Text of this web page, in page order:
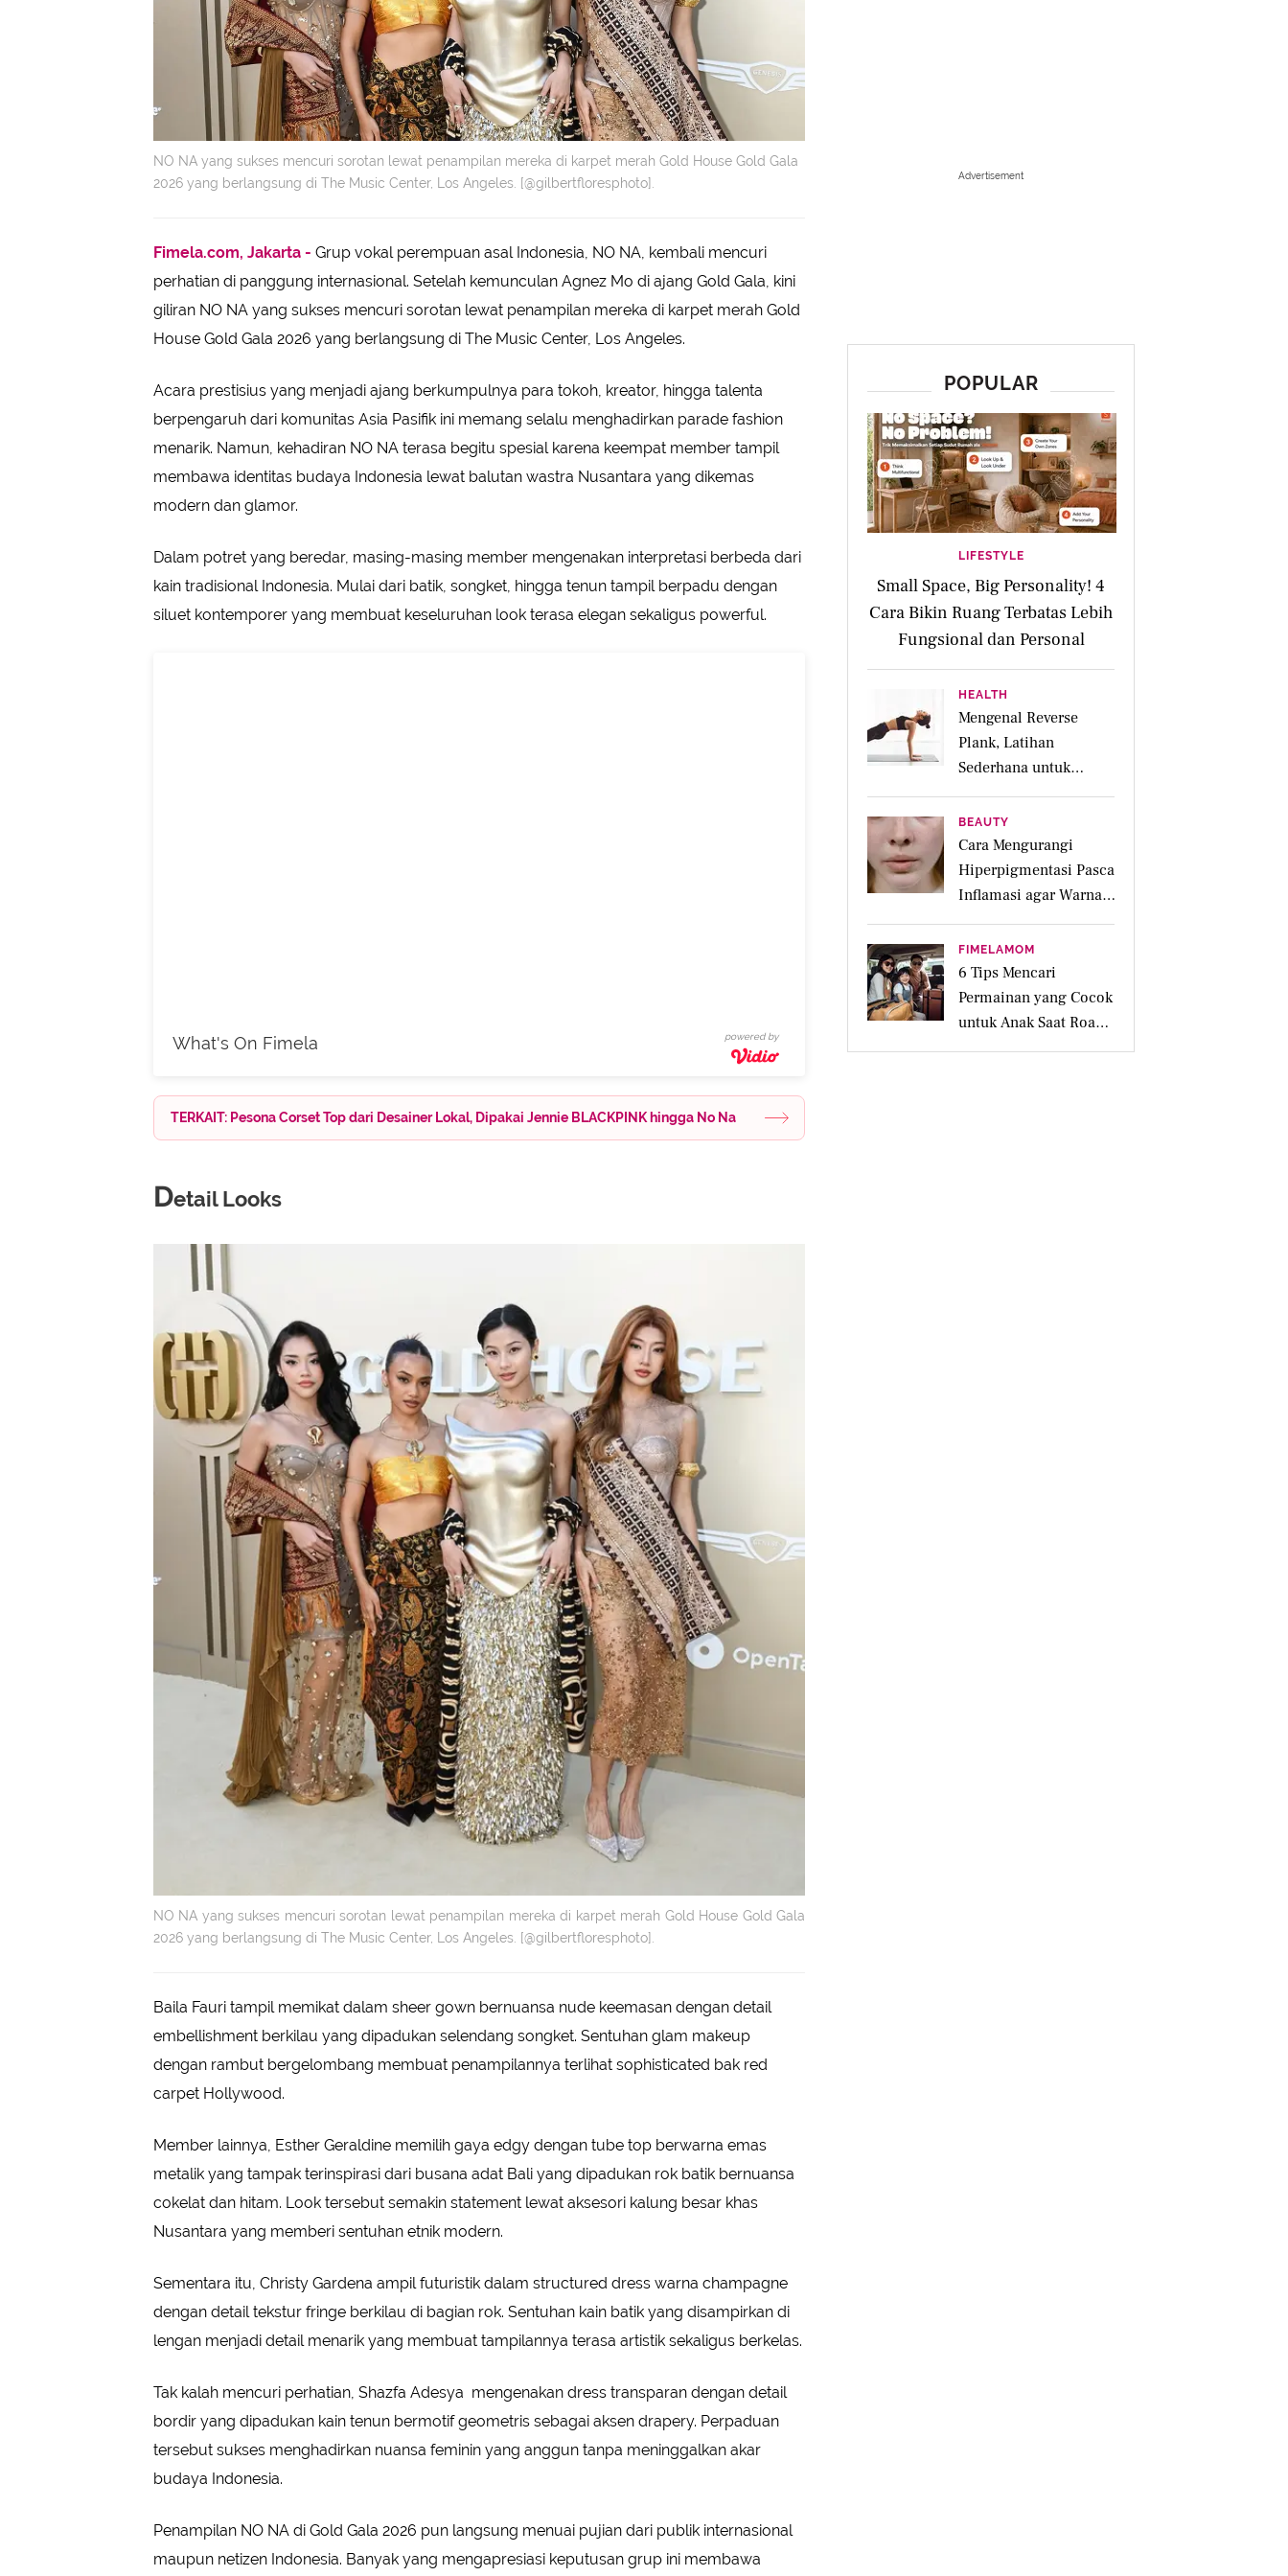
NO NA yang sukses mencuri sorotan lewat penampilan mereka di karpet merah Gold House Gold Gala
2026 yang berlangsung di The Music Center, Los Angeles. [@gilbertfloresphoto].
Fimela.com, Jakarta - Grup vokal perempuan asal Indonesia, NO NA, kembali mencuri
perhatian di panggung internasional. Setelah kemunculan Agnez Mo di ajang Gold Gala, kini
giliran NO NA yang sukses mencuri sorotan lewat penampilan mereka di karpet merah Gold
House Gold Gala 2026 yang berlangsung di The Music Center, Los Angeles.
Acara prestisius yang menjadi ajang berkumpulnya para tokoh, kreator, hingga talenta
berpengaruh dari komunitas Asia Pasifik ini memang selalu menghadirkan parade fashion
menarik. Namun, kehadiran NO NA terasa begitu spesial karena keempat member tampil
membawa identitas budaya Indonesia lewat balutan wastra Nusantara yang dikemas
modern dan glamor.
Dalam potret yang beredar, masing-masing member mengenakan interpretasi berbeda dari
kain tradisional Indonesia. Mulai dari batik, songket, hingga tenun tampil berpadu dengan
siluet kontemporer yang membuat keseluruhan look terasa elegan sekaligus powerful.
What's On Fimela powered by
TERKAIT: Pesona Corset Top dari Desainer Lokal, Dipakai Jennie BLACKPINK hingga No Na
Detail Looks
NO NA yang sukses mencuri sorotan lewat penampilan mereka di karpet merah Gold House Gold Gala
2026 yang berlangsung di The Music Center, Los Angeles. [@gilbertfloresphoto].
Baila Fauri tampil memikat dalam sheer gown bernuansa nude keemasan dengan detail
embellishment berkilau yang dipadukan selendang songket. Sentuhan glam makeup
dengan rambut bergelombang membuat penampilannya terlihat sophisticated bak red
carpet Hollywood.
Member lainnya, Esther Geraldine memilih gaya edgy dengan tube top berwarna emas
metalik yang tampak terinspirasi dari busana adat Bali yang dipadukan rok batik bernuansa
cokelat dan hitam. Look tersebut semakin statement lewat aksesori kalung besar khas
Nusantara yang memberi sentuhan etnik modern.
Sementara itu, Christy Gardena ampil futuristik dalam structured dress warna champagne
dengan detail tekstur fringe berkilau di bagian rok. Sentuhan kain batik yang disampirkan di
lengan menjadi detail menarik yang membuat tampilannya terasa artistik sekaligus berkelas.
Tak kalah mencuri perhatian, Shazfa Adesya mengenakan dress transparan dengan detail
bordir yang dipadukan kain tenun bermotif geometris sebagai aksen drapery. Perpaduan
tersebut sukses menghadirkan nuansa feminin yang anggun tanpa meninggalkan akar
budaya Indonesia.
Penampilan NO NA di Gold Gala 2026 pun langsung menuai pujian dari publik internasional
maupun netizen Indonesia. Banyak yang mengapresiasi keputusan grup ini membawa
Advertisement
POPULAR
LIFESTYLE
Small Space, Big Personality! 4
Cara Bikin Ruang Terbatas Lebih
Fungsional dan Personal
HEALTH
Mengenal Reverse
Plank, Latihan
Sederhana untuk
Menguatkan Otot
Posterior dan Core
BEAUTY
Cara Mengurangi
Hiperpigmentasi Pasca
Inflamasi agar Warna
Kulit Lebih Merata
FIMELAMOM
6 Tips Mencari
Permainan yang Cocok
untuk Anak Saat Road
Trip Keluarga